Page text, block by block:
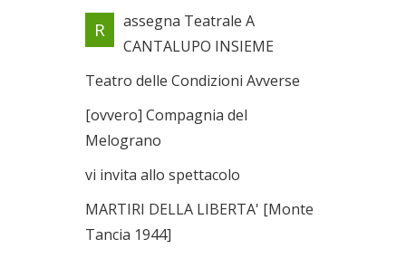
Locandina evento
Il 24/07/2009
R
assegna Teatrale A
CANTALUPO INSIEME
Teatro delle Condizioni Avverse
[ovvero] Compagnia del
Melograno
vi invita allo spettacolo
MARTIRI DELLA LIBERTA' [Monte
Tancia 1944]